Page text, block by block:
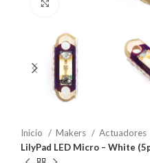
Inicio Makers Actuadores
LilyPad LED Micro – White